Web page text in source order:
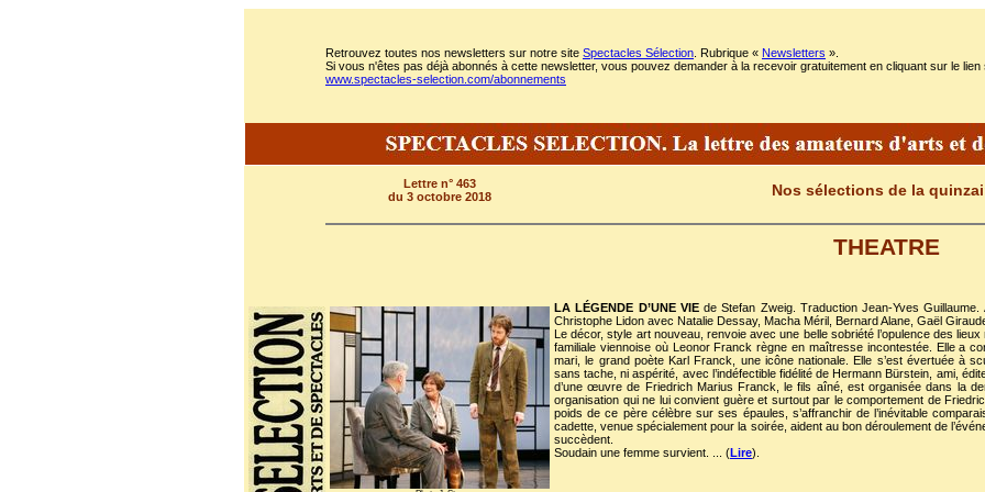
Retrouvez toutes nos newsletters sur notre site Spectacles Sélection . Rubrique « Newsletters ».
Si vous n'êtes pas déjà abonnés à cette newsletter, vous pouvez demander à la recevoir gratuitement en cliquant sur le lien
www.spectacles-selection.com/abonnements
Lettre n° 463
du 3 octobre 2018
Nos sélections de la
THEATRE
LA LÉGENDE D’UNE VIEde Stefan Zweig. Traduction Jean-Yves
Christophe Lidon avec Natalie Dessay, Macha Méril, Bernard Alane, Gaël
Le décor, style art nouveau, renvoie avec une belle sobriété l’opulence des
familiale viennoise où Leonor Franck règne en maîtresse incontestée. Elle a
mari, le grand poète Karl Franck, une icône nationale. Elle s’est évertuée à
sans tache, ni aspérité, avec l’indéfectible fidélité de Hermann Bürstein, ami,
d’une œuvre de Friedrich Marius Franck, le fils aîné, est organisée dans la
organisation qui ne lui convient guère et surtout par le comportement de
poids de ce père célèbre sur ses épaules, s’affranchir de l’inévitable
cadette, venue spécialement pour la soirée, aident au bon déroulement de
succèdent.
Soudain une femme survient. ... (Lire).